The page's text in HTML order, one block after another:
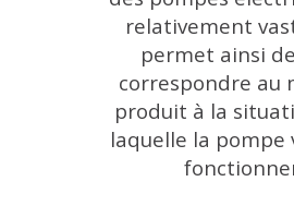
relativement
permet ainsi
correspondre au
produit à la
laquelle la pompe